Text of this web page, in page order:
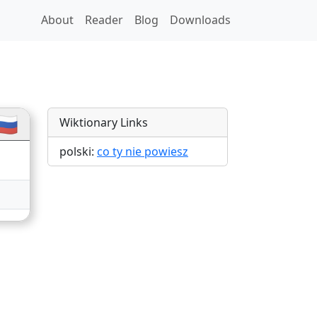
About Reader Blog Downloads
Wiktionary Links
polski: co ty nie powiesz